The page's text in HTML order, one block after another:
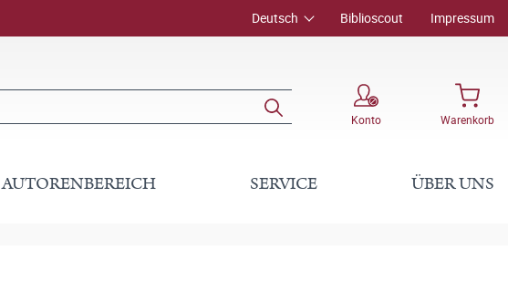
Deutsch Biblioscout Impressum
Konto Warenkorb
AUTORENBEREICH SERVICE ÜBER UNS